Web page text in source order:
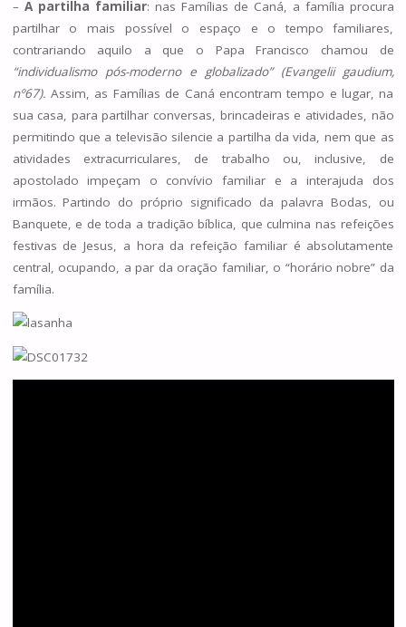
– A partilha familiar: nas Famílias de Caná, a família procura
partilhar o mais possível o espaço e o tempo familiares,
contrariando aquilo a que o Papa Francisco chamou de
“individualismo pós-moderno e globalizado” (Evangelii gaudium,
nº67). Assim, as Famílias de Caná encontram tempo e lugar, na
sua casa, para partilhar conversas, brincadeiras e atividades, não
permitindo que a televisão silencie a partilha da vida, nem que as
atividades extracurriculares, de trabalho ou, inclusive, de
apostolado impeçam o convívio familiar e a interajuda dos
irmãos. Partindo do próprio significado da palavra Bodas, ou
Banquete, e de toda a tradição bíblica, que culmina nas refeições
festivas de Jesus, a hora da refeição familiar é absolutamente
central, ocupando, a par da oração familiar, o “horário nobre” da
família.